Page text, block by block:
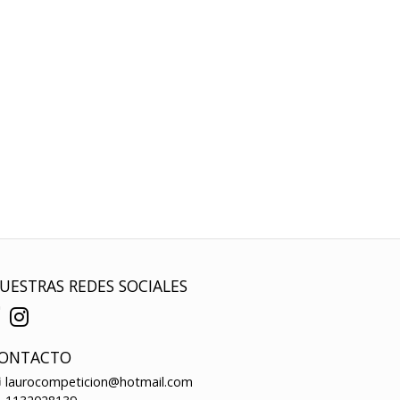
REDES SOCIALES
laurocompeticion@hotmail.com